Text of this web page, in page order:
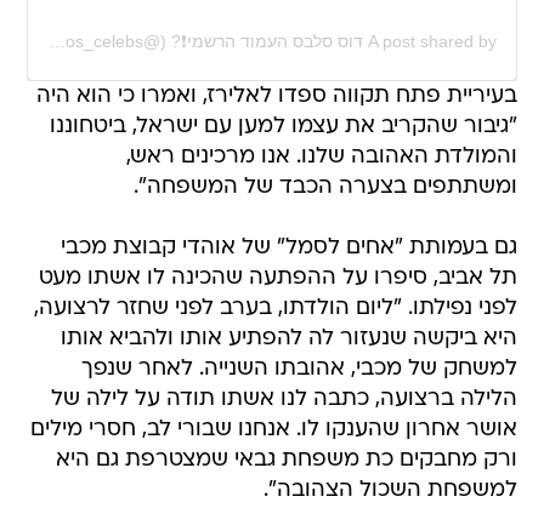
בעיריית פתח תקווה ספדו לאלירז, ואמרו כי הוא היה
"גיבור שהקריב את עצמו למען עם ישראל, ביטחוננו
והמולדת האהובה שלנו. אנו מרכינים ראש,
ומשתתפים בצערה הכבד של המשפחה".
גם בעמותת "אחים לסמל" של אוהדי קבוצת מכבי
תל אביב, סיפרו על ההפתעה שהכינה לו אשתו מעט
לפני נפילתו. "ליום הולדתו, בערב לפני שחזר לרצועה,
היא ביקשה שנעזור לה להפתיע אותו ולהביא אותו
למשחק של מכבי, אהובתו השנייה. לאחר שנפך
הלילה ברצועה, כתבה לנו אשתו תודה על לילה של
אושר אחרון שהענקו לו. אנחנו שבורי לב, חסרי מילים
ורק מחבקים כת משפחת גבאי שמצטרפת גם היא
למשפחת השכול הצהובה".